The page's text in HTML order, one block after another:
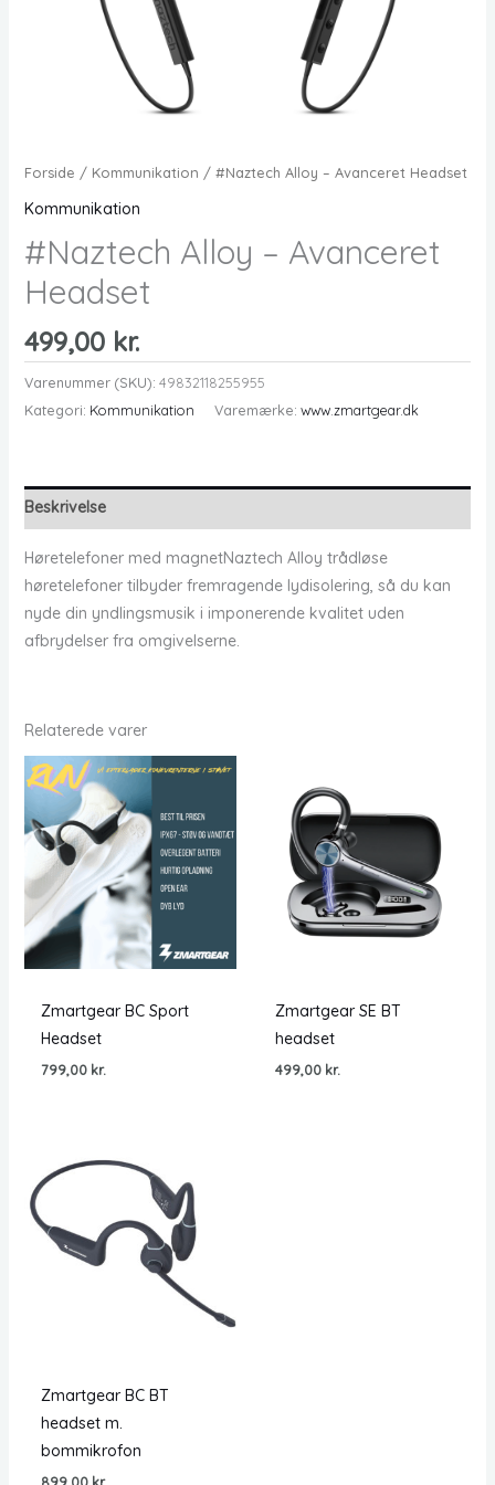
Forside / Kommunikation / #Naztech Alloy – Avanceret Headset
Kommunikation
#Naztech Alloy – Avanceret
Headset
499,00 kr.
Varenummer (SKU): 49832118255955
Kategori: Kommunikation Varemærke: www.zmartgear.dk
Beskrivelse
Høretelefoner med magnetNaztech Alloy trådløse
høretelefoner tilbyder fremragende lydisolering, så du kan
nyde din yndlingsmusik i imponerende kvalitet uden
afbrydelser fra omgivelserne.
Relaterede varer
Zmartgear BC Sport
Headset
799,00 kr.
Zmartgear SE BT
headset
499,00 kr.
Zmartgear BC BT
headset m.
bommikrofon
899,00 kr.